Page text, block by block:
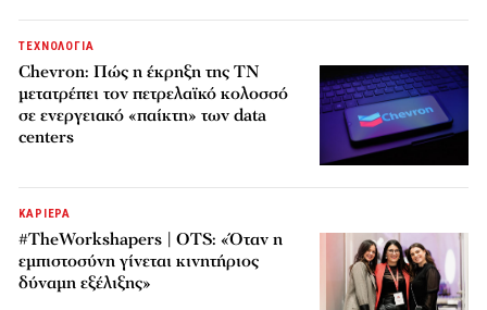
ΤΕΧΝΟΛΟΓΙΑ
Chevron: Πώς η έκρηξη της ΤΝ
μετατρέπει τον πετρελαϊκό κολοσσό
σε ενεργειακό «παίκτη» των data
centers
ΚΑΡΙΕΡΑ
#TheWorkshapers | OTS: «Όταν η
εμπιστοσύνη γίνεται κινητήριος
δύναμη εξέλιξης»